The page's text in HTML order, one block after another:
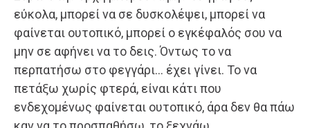
εύκολα, μπορεί να σε δυσκολέψει, μπορεί να
φαίνεται ουτοπικό, μπορεί ο εγκέφαλός σου να
μην σε αφήνει να το δεις. Όντως το να
περπατήσω στο φεγγάρι… έχει γίνει. Το να
πετάξω χωρίς φτερά, είναι κάτι που
ενδεχομένως φαίνεται ουτοπικό, άρα δεν θα πάω